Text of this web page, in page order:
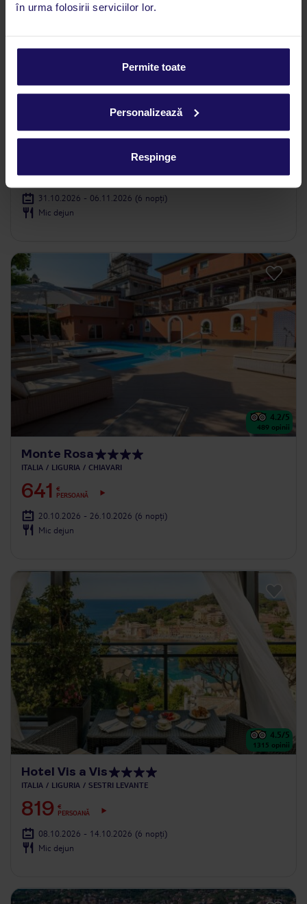
în urma folosirii serviciilor lor.
Permite toate
Personalizează
Respinge
Torre Fara Grand Hotel
548 PERSOANĂ
31.10.2026 - 06.11.2026 (6 nopți)
Mic dejun
4.2/5
489 opinii
Monte Rosa
ITALIA LIGURIA CHIAVARI
641
€
PERSOANĂ
20.10.2026 - 26.10.2026 (6 nopți)
Mic dejun
4.5/5
1315 opinii
Hotel Vis a Vis
ITALIA LIGURIA SESTRI LEVANTE
819 €
PERSOANĂ
08.10.2026 - 14.10.2026 (6 nopți)
Mic dejun